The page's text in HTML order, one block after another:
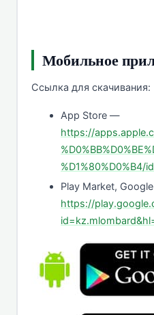
Мобильное
Ссылка для скачивания:
App Store —
https://
%D1%80%D0%B4/
Play Market,
https://